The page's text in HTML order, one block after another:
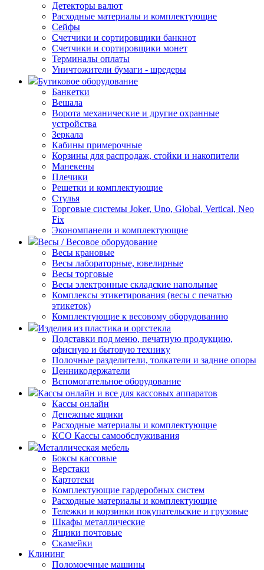
Детекторы валют
Расходные материалы и комплектующие
Сейфы
Счетчики и сортировщики банкнот
Счетчики и сортировщики монет
Терминалы оплаты
Уничтожители бумаги - шредеры
Бутиковое оборудование
Банкетки
Вешала
Ворота механические и другие охранные
устройства
Зеркала
Кабины примерочные
Корзины для распродаж, стойки и накопители
Манекены
Плечики
Решетки и комплектующие
Стулья
Торговые системы Joker, Uno, Global, Vertical, Neo
Fix
Экономпанели и комплектующие
Весы / Весовое оборудование
Весы крановые
Весы лабораторные, ювелирные
Весы торговые
Весы электронные складские напольные
Комплексы этикетирования (весы с печатью
этикеток)
Комплектующие к весовому оборудованию
Изделия из пластика и оргстекла
Подставки под меню, печатную продукцию,
офисную и бытовую технику
Полочные разделители, толкатели и задние опоры
Ценникодержатели
Вспомогательное оборудование
Кассы онлайн и все для кассовых аппаратов
Кассы онлайн
Денежные ящики
Расходные материалы и комплектующие
КСО Кассы самообслуживания
Металлическая мебель
Боксы кассовые
Верстаки
Картотеки
Комплектующие гардеробных систем
Расходные материалы и комплектующие
Тележки и корзинки покупательские и грузовые
Шкафы металлические
Ящики почтовые
Скамейки
Клининг
Поломоечные машины